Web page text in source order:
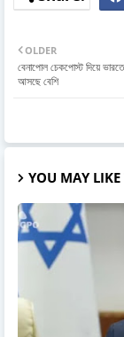
OLDER
বেনাপোল চেকপোস্ট দিয়ে
আসছে বেশি
YOU MAY LIKE